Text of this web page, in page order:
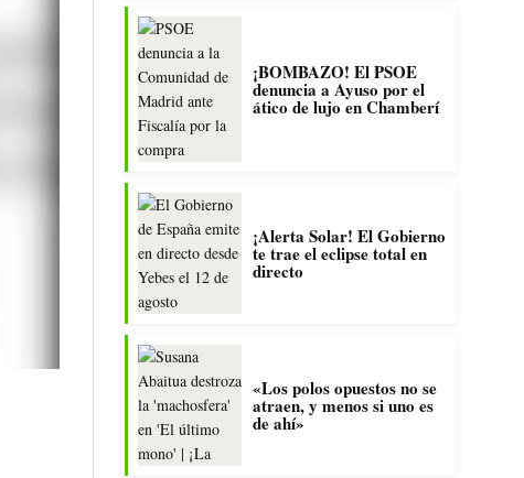
¡BOMBAZO! El PSOE
denuncia a Ayuso por el
ático de lujo en Chamberí
¡Alerta Solar! El Gobierno
te trae el eclipse total en
directo
«Los polos opuestos no se
atraen, y menos si uno es
de ahí»